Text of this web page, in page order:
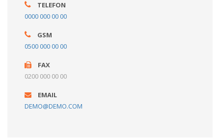
TELEFON
0000 000 00 00
GSM
0500 000 00 00
FAX
0200 000 00 00
EMAIL
DEMO@DEMO.COM